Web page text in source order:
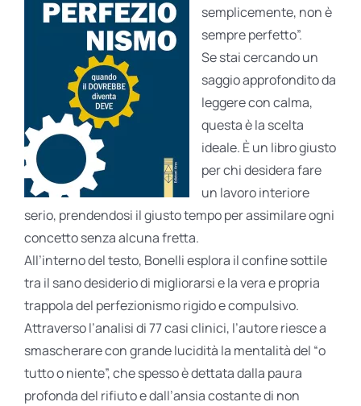
semplicemente, non è
sempre perfetto”.
Se stai cercando un
saggio approfondito da
leggere con calma,
questa è la scelta
ideale. È un libro giusto
per chi desidera fare
un lavoro interiore
serio, prendendosi il giusto tempo per assimilare ogni
concetto senza alcuna fretta.
All’interno del testo, Bonelli esplora il confine sottile
tra il sano desiderio di migliorarsi e la vera e propria
trappola del perfezionismo rigido e compulsivo.
Attraverso l’analisi di 77 casi clinici, l’autore riesce a
smascherare con grande lucidità la mentalità del “o
tutto o niente”, che spesso è dettata dalla paura
profonda del rifiuto e dall’ansia costante di non